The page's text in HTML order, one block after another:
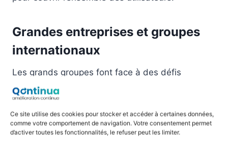
Ce site utilise des cookies pour stocker et accéder à certaines données,
comme votre comportement de navigation. Votre consentement permet
d’activer toutes les fonctionnalités, le refuser peut les limiter.
Grandes entreprises et groupes
internationaux
Les grands groupes font face à des défis
spécifiques : multiplicité des entités, diversité
réglementaire, complexité des processus
existants. Les délais s’étendent naturellement sur
4 à 8 mois, avec parfois un déploiement par